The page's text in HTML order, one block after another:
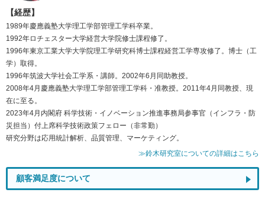
【経歴】
1989年慶應義塾大学理工学部管理工学科卒業。
1992年ロチェスター大学経営大学院修士課程修了。
1996年東京工業大学大学院理工学研究科博士課程経営工学専攻修了。博士（工
学）取得。
1996年筑波大学社会工学系・講師。2002年6月同助教授。
2008年4月慶應義塾大学理工学部管理工学科・准教授。2011年4月同教授、現
在に至る。
2023年4月内閣府 科学技術・イノベーション推進事務局参事官（インフラ・防
災担当）付上席科学技術政策フェロー（非常勤）
研究分野は応用統計解析、品質管理、マーケティング。
≫鈴木研究室についての詳細はこちら
顧客満足度について